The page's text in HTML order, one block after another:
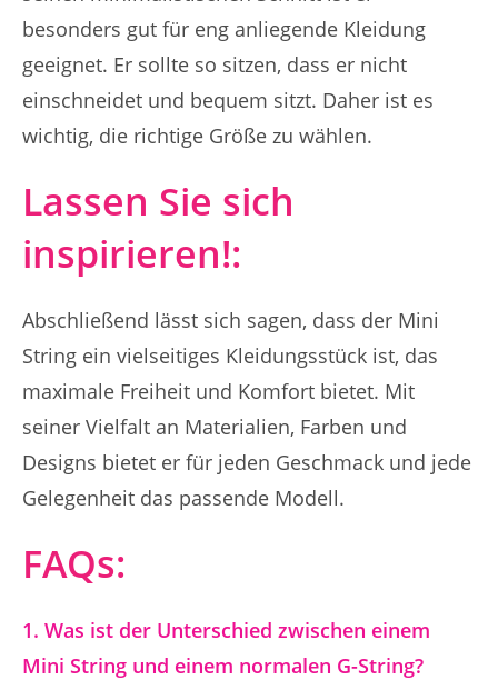
besonders gut für eng anliegende Kleidung
geeignet. Er sollte so sitzen, dass er nicht
einschneidet und bequem sitzt. Daher ist es
wichtig, die richtige Größe zu wählen.
Lassen Sie sich
inspirieren!:
Abschließend lässt sich sagen, dass der Mini
String ein vielseitiges Kleidungsstück ist, das
maximale Freiheit und Komfort bietet. Mit
seiner Vielfalt an Materialien, Farben und
Designs bietet er für jeden Geschmack und jede
Gelegenheit das passende Modell.
FAQs:
1. Was ist der Unterschied zwischen einem
Mini String und einem normalen G-String?